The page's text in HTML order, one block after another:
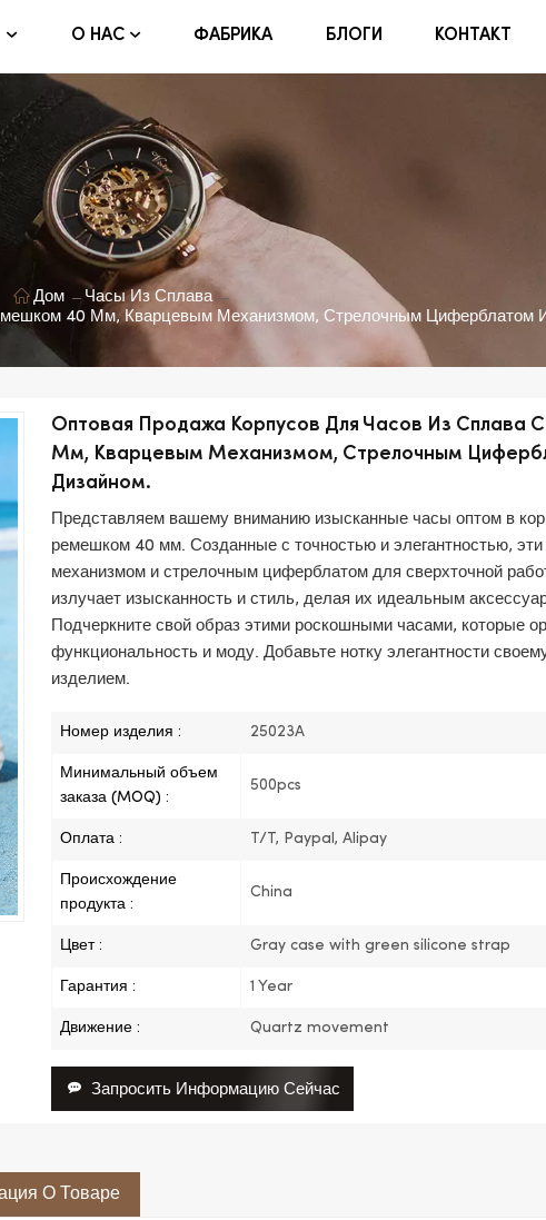
О НАС ФАБРИКА БЛОГИ КОНТАКТ
Дом
Часы Из Сплава
40 Мм, Кварцевым Механизмом, Стрелочным Циферблатом
Оптовая Продажа Корпусов Для Часов Из Сплава
Мм, Кварцевым Механизмом, Стрелочным
Дизайном.
Представляем вашему вниманию изысканные часы оптом в
ремешком 40 мм. Созданные с точностью и элегантностью,
механизмом и стрелочным циферблатом для сверхточной
излучает изысканность и стиль, делая их идеальным
Подчеркните свой образ этими роскошными часами, которые
функциональность и моду. Добавьте нотку элегантности
изделием.
Номер изделия : 25023A
Минимальный объем
заказа (MOQ) :
500pcs
Оплата : T/T, Paypal, Alipay
Происхождение
продукта :
China
Цвет : Gray case with green silicone strap
Гарантия : 1 Year
Движение : Quartz movement
Запросить Информацию Сейчас
О Товаре